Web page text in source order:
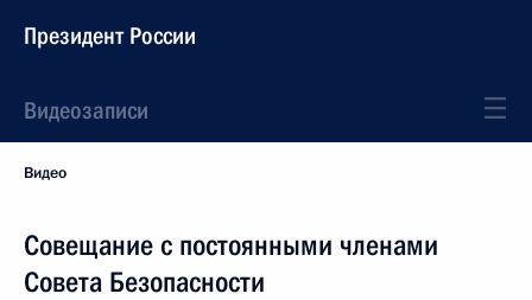
Президент России
Видеозаписи
Видео
Совещание с постоянными членами
Совета Безопасности